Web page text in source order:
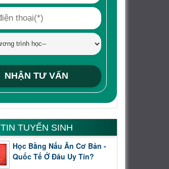
TIN TUYỂN SINH
Học Bằng Nấu Ăn Cơ Bản -
Quốc Tế Ở Đâu Uy Tín?